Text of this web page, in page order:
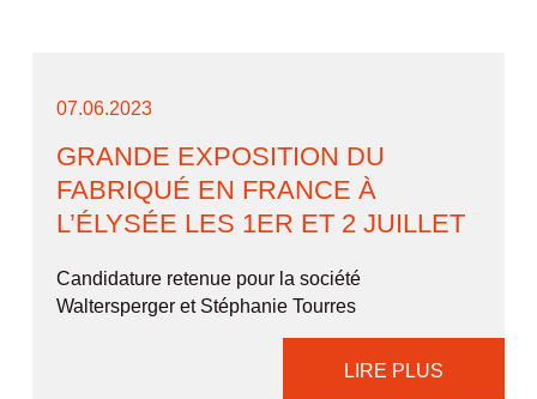
07.06.2023
GRANDE EXPOSITION DU
FABRIQUÉ EN FRANCE À
L’ÉLYSÉE LES 1ER ET 2 JUILLET
Candidature retenue pour la société
Waltersperger et Stéphanie Tourres
LIRE PLUS